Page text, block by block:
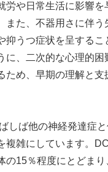
労や日常生活に影響を
また、不器用さに伴う
抑うつ症状を呈するこ
に、二次的な心理的
ため、早期の理解と支
しば他の神経発達症
複雑にしています。
の15％程度にとどま